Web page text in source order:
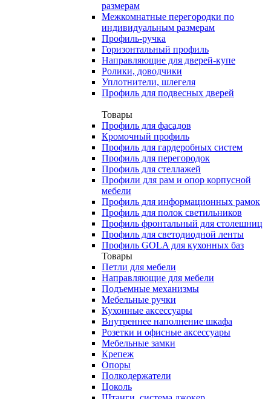
размерам
Межкомнатные перегородки по
индивидуальным размерам
Профиль-ручка
Горизонтальный профиль
Направляющие для дверей-купе
Ролики, доводчики
Уплотнители, шлегеля
Профиль для подвесных дверей
Товары
Профиль для фасадов
Кромочный профиль
Профиль для гардеробных систем
Профиль для перегородок
Профиль для стеллажей
Профили для рам и опор корпусной
мебели
Профиль для информационных рамок
Профиль для полок светильников
Профиль фронтальный для столешниц
Профиль для светодиодной ленты
Профиль GOLA для кухонных баз
Товары
Петли для мебели
Направляющие для мебели
Подъемные механизмы
Мебельные ручки
Кухонные аксессуары
Внутреннее наполнение шкафа
Розетки и офисные аксессуары
Мебельные замки
Крепеж
Опоры
Полкодержатели
Цоколь